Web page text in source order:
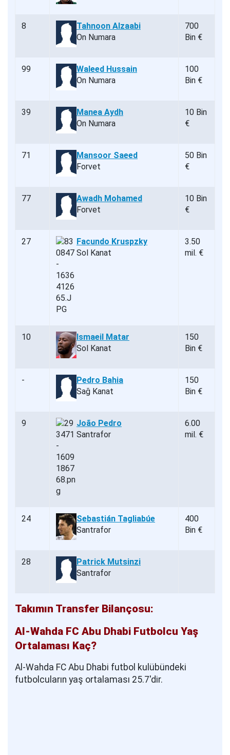
8
Tahnoon Alzaabi
On Numara
700
Bin €
99
Waleed Hussain
On Numara
100
Bin €
39
Manea Aydh
On Numara
10 Bin
€
71
Mansoor Saeed
Forvet
50 Bin
€
77
Awadh Mohamed
Forvet
10 Bin
€
27
Facundo Kruspzky
Sol Kanat
3.50
mil. €
10
Ismaeil Matar
Sol Kanat
150
Bin €
-
Pedro Bahia
Sağ Kanat
150
Bin €
9
João Pedro
Santrafor
6.00
mil. €
24
Sebastián Tagliabúe
Santrafor
400
Bin €
28
Patrick Mutsinzi
Santrafor
Takımın Transfer Bilançosu:
Al-Wahda FC Abu Dhabi Futbolcu Yaş
Ortalaması Kaç?
Al-Wahda FC Abu Dhabi futbol kulübündeki
futbolcuların yaş ortalaması 25.7'dir.